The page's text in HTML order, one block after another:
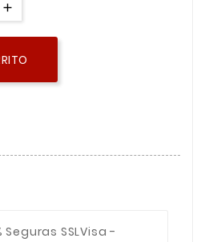
Seguras SSLVisa -